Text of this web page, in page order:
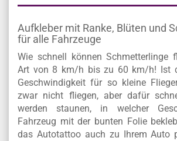
Aufkleber mit Ranke, Blüten und
für alle Fahrzeuge
Wie schnell können Schmetterlinge
Art von 8 km/h bis zu 60 km/h! Ist
Geschwindigkeit für so kleine
zwar nicht fliegen, aber dafür
werden staunen, in welcher
Fahrzeug mit der bunten Folie
das Autotattoo auch zu Ihrem Auto